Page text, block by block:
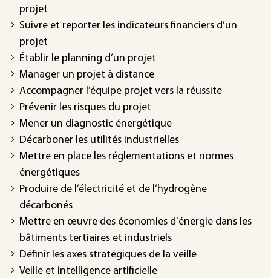
projet
Suivre et reporter les indicateurs financiers d’un
projet
Établir le planning d’un projet
Manager un projet à distance
Accompagner l’équipe projet vers la réussite
Prévenir les risques du projet
Mener un diagnostic énergétique
Décarboner les utilités industrielles
Mettre en place les réglementations et normes
énergétiques
Produire de l’électricité et de l’hydrogène
décarbonés
Mettre en œuvre des économies d'énergie dans les
bâtiments tertiaires et industriels
Définir les axes stratégiques de la veille
Veille et intelligence artificielle